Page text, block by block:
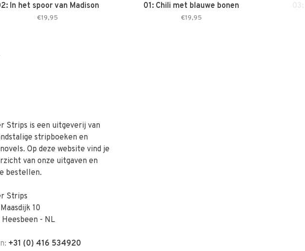
In het spoor van Madison
€19,95
01: Chili met blauwe bonen
€19,95
Strips is een uitgeverij van
stripboeken en
Op deze website vind je
van onze uitgaven en
bestellen.
Strips
10
Heesbeen - NL
+31 (0) 416 534920